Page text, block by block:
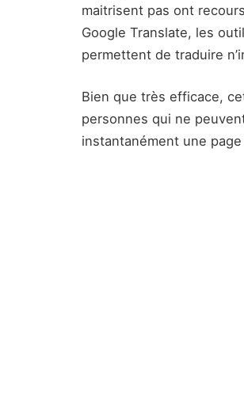
maitrisent pas ont
Google Translate, les
permettent de traduire
Bien que très efficace,
personnes qui ne
instantanément une